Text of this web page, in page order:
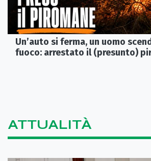
Un’auto si ferma, un uomo
fuoco: arrestato il (presunto)
ATTUALITÀ